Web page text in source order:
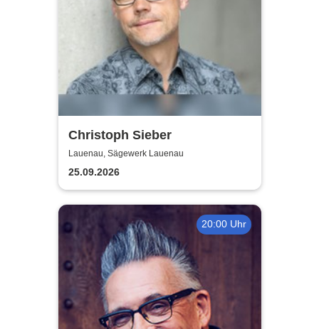
Christoph Sieber
Lauenau, Sägewerk Lauenau
25.09.2026
20:00 Uhr